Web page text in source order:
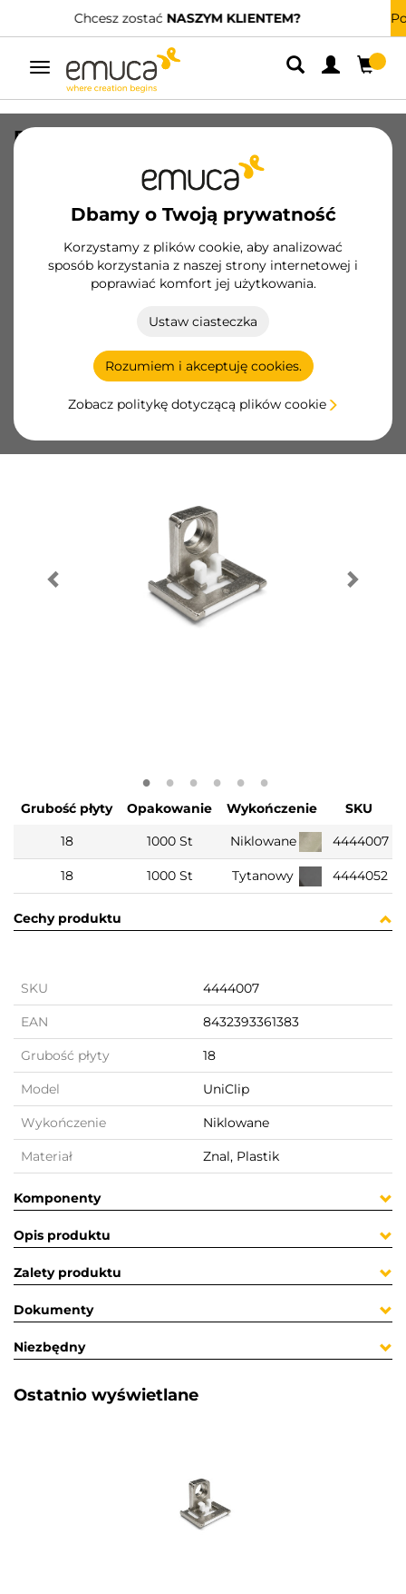
Posiadamy wyspecjalizowanych dystrybutorów.
Przełącz
nawigację
Dbamy o Twoją prywatność
Korzystamy z plików cookie, aby analizować
sposób korzystania z naszej strony internetowej i
poprawiać komfort jej użytkowania.
Ustaw ciasteczka
Rozumiem i akceptuję cookies.
Zobacz politykę dotyczącą plików cookie
Podpora do zaczepu UniClip, do
przykręcania, dla desek o grubości 18
mm, Znal i plastik, Niklowane
4444007/EAN 8432393361383
Podstawowe produkty
Karta produktu
Grubość płyty Opakowanie Wykończenie
SKU
18
1000 St Niklowane 4444007
18 1000 St Tytanowy 4444052
Cechy produktu
SKU 4444007
EAN 8432393361383
Grubość płyty 18
Model UniClip
Wykończenie Niklowane
Materiał Znal, Plastik
Komponenty
Opis produktu
Zalety produktu
Dokumenty
Niezbędny
Ostatnio wyświetlane​